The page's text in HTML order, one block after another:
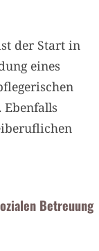
der Start in
eines
Betreuung